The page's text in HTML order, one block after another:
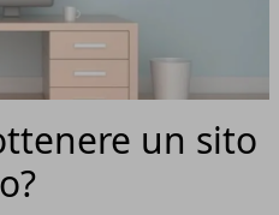
un sito